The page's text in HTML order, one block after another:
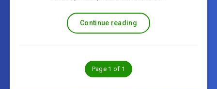
Continue reading
Page 1 of 1